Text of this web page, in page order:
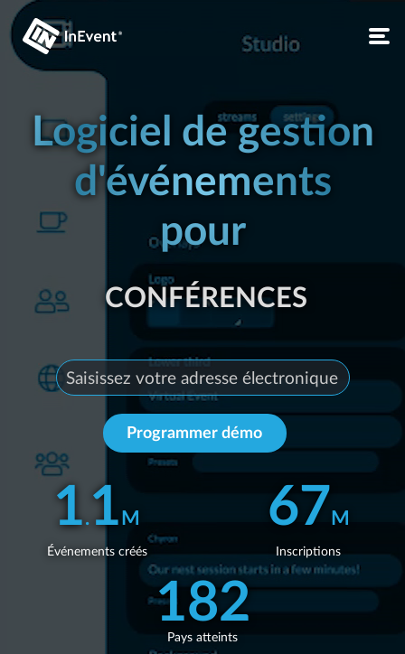
Logiciel de gestion
d'événements
pour
ÉVÉNEMENTS EN PERSONNE
ÉVÈNEMENTS EN DIRECT
ÉVÈNEMENTS EN DIRECT
ÉVÈNEMENTS VIRTUELS
SÉMINAIRES EN LIGNE
Programmer démo
1.1 M
Événements créés
67 M
Inscriptions
182
Pays atteints